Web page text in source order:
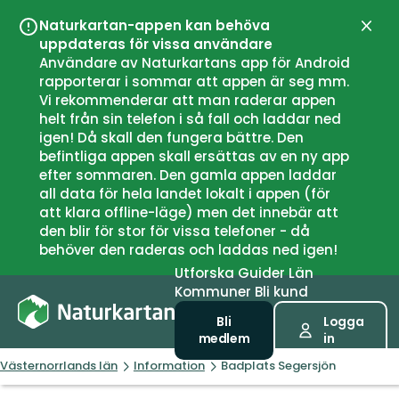
Naturkartan-appen kan behöva
uppdateras för vissa användare
Användare av Naturkartans app för Android
rapporterar i sommar att appen är seg mm.
Vi rekommenderar att man raderar appen
helt från sin telefon i så fall och laddar ned
igen! Då skall den fungera bättre. Den
befintliga appen skall ersättas av en ny app
efter sommaren. Den gamla appen laddar
all data för hela landet lokalt i appen (för
att klara offline-läge) men det innebär att
den blir för stor för vissa telefoner - då
behöver den raderas och laddas ned igen!
UtforskaGuiderLän
Kommuner Bli kund
Bli
medlem
Logga
in
Västernorrlands län Information Badplats Segersjön